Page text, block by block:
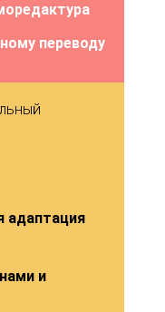
переводу
адаптация
и